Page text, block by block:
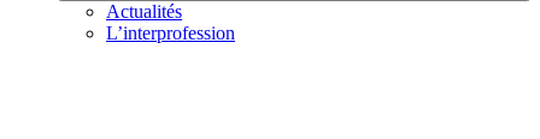
Actualités
L’interprofession